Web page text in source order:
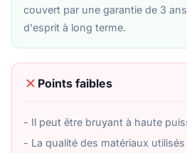
couvert par une garantie de 3
d'esprit à long terme.
Points faibles
- Il peut être bruyant à haute
- La qualité des matériaux